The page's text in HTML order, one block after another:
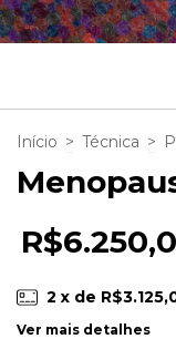
Início > Técnica >
2 x de
Ver mais detalhes